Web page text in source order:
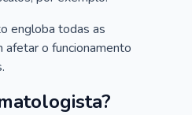
engloba todas as
o funcionamento